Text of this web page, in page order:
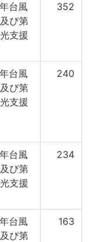
台風
び第
支援
352
台風
び第
支援
240
台風
び第
支援
234
台風
び第
163